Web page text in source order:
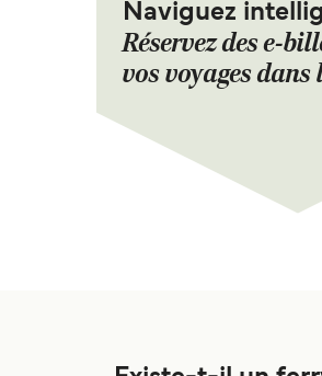
Naviguez
Réservez des e-
vos voyages